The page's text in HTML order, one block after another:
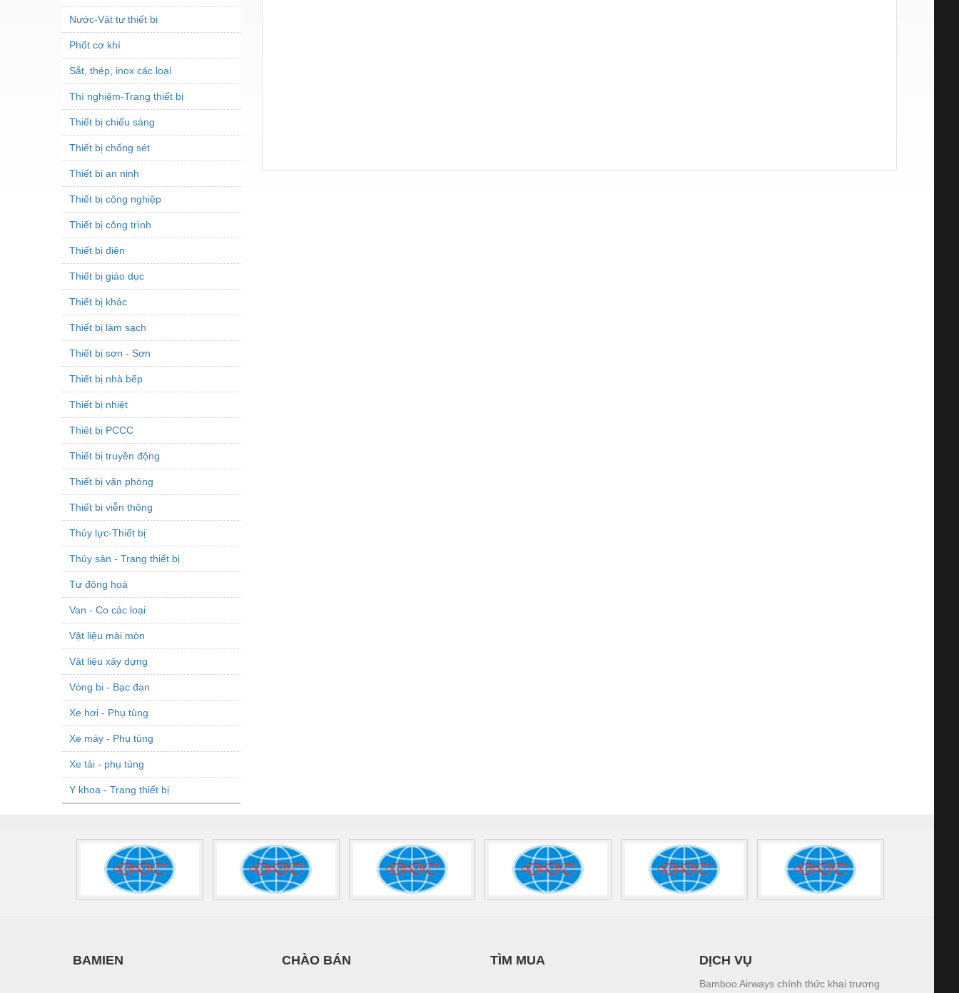
Nước-Vật tư thiết bị
Phốt cơ khí
Sắt, thép, inox các loại
Thí nghiệm-Trang thiết bị
Thiết bị chiếu sáng
Thiết bị chống sét
Thiết bị an ninh
Thiết bị công nghiệp
Thiết bị công trình
Thiết bị điện
Thiết bị giáo dục
Thiết bị khác
Thiết bị làm sạch
Thiết bị sơn - Sơn
Thiết bị nhà bếp
Thiết bị nhiệt
Thiêt bị PCCC
Thiết bị truyền động
Thiết bị văn phòng
Thiết bị viễn thông
Thủy lực-Thiết bị
Thủy sản - Trang thiết bị
Tự động hoá
Van - Co các loại
Vật liệu mài mòn
Vật liệu xây dựng
Vòng bi - Bạc đạn
Xe hơi - Phụ tùng
Xe máy - Phụ tùng
Xe tải - phụ tùng
Y khoa - Trang thiết bị
BAMIEN CHÀO BÁN TÌM MUA DỊCH VỤ
Bamboo Airways chính thức khai trương